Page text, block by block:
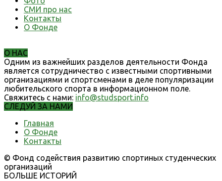
СМИ про нас
Контакты
О Фонде
О НАС
Одним из важнейших разделов деятельности Фонда
является сотрудничество с известными спортивными
организациями и спортсменами в деле популяризации
любительского спорта в информационном поле.
Свяжитесь с нами: info@studsport.info
СЛЕДУЙ ЗА НАМИ
Главная
О Фонде
Контакты
© Фонд содействия развитию спортиных студенческих
организаций
БОЛЬШЕ ИСТОРИЙ